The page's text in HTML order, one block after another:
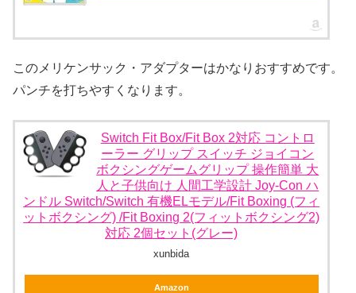
このメリケンサック・アダプターはかなりおすすめです。
パンチを打ちやすくなります。
Switch Fit Box/Fit Box 2対応 コントロ
ーラー グリップ スイッチ ジョイコン
ボクシングゲームグリップ 操作簡単 大
人と子供向け 人間工学設計 Joy-Con ハ
ンドル Switch/Switch 有機ELモデル/Fit Boxing (フィ
ットボクシング) /Fit Boxing 2(フィットボクシング2)
対応 2個セット(グレー)
xunbida
Amazon